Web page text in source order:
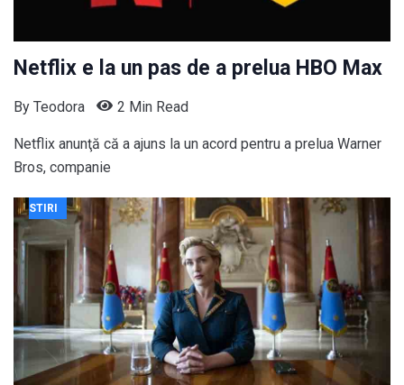
Netflix e la un pas de a prelua HBO Max
By Teodora 2 Min Read
Netflix anunţă că a ajuns la un acord pentru a prelua Warner
Bros, companie
STIRI